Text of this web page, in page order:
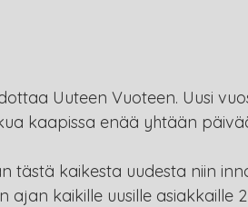
Uuteen Vuoteen. Uusi
kaapissa enää yhtään
tästä kaikesta uudesta niin
ajan kaikille uusille